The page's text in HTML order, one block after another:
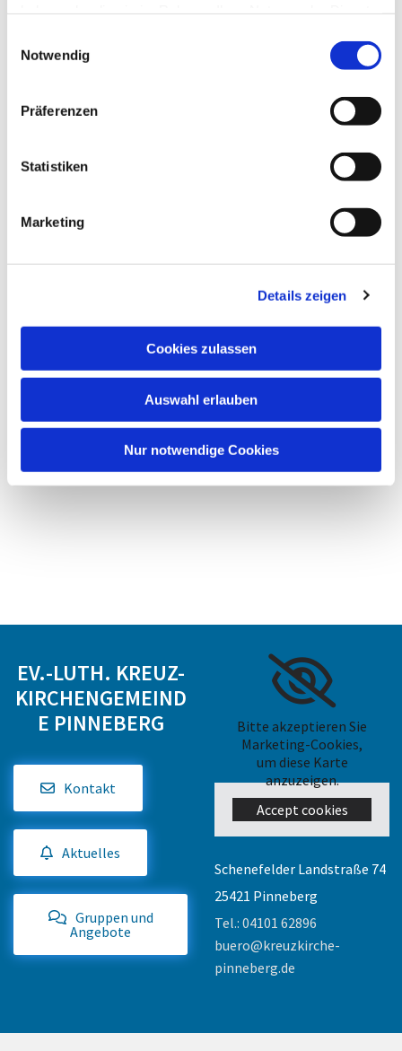
Notwendig
Präferenzen
Statistiken
Marketing
Details zeigen
Cookies zulassen
Auswahl erlauben
Nur notwendige Cookies
Dies könnte Sie auch
EV.-LUTH. KREUZ-
KIRCHENGEMEIND
E PINNEBERG
Kontakt
Aktuelles
Gruppen und
Angebote
Bitte akzeptieren Sie
Marketing-Cookies,
um diese Karte
anzuzeigen.
Accept cookies
Schenefelder Landstraße 74
25421 Pinneberg
Tel.: 04101 62896
buero@kreuzkirche-
pinneberg.de